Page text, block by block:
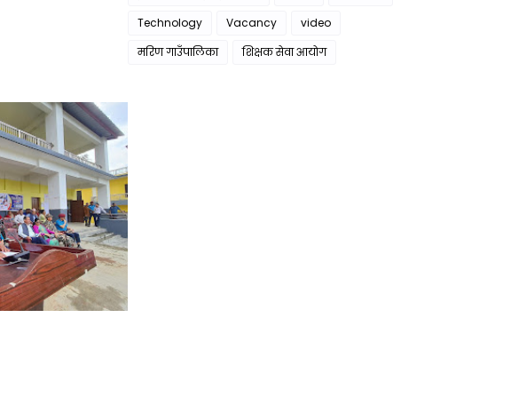
Technology
Vacancy
video
मरिण गाउँपालिका
शिक्षक सेवा आयाेग